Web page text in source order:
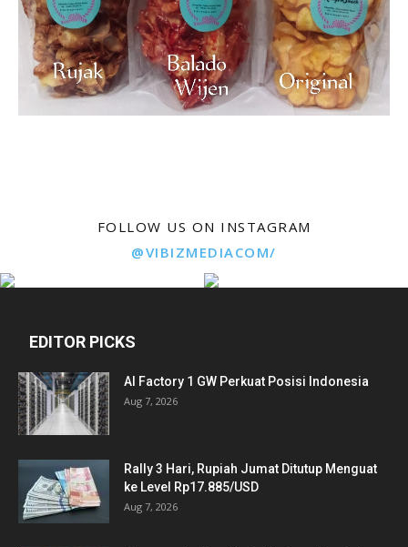
FOLLOW US ON INSTAGRAM
@VIBIZMEDIACOM/
EDITOR PICKS
AI Factory 1 GW Perkuat Posisi Indonesia
Aug 7, 2026
Rally 3 Hari, Rupiah Jumat Ditutup Menguat
ke Level Rp17.885/USD
Aug 7, 2026